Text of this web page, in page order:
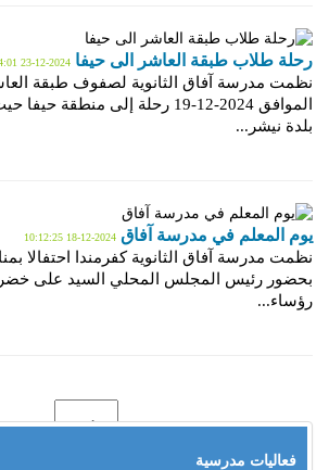
رحلة طلاب طبقة العاشر الى حيفا 2024-12-23 11:34:01
نظمت مدرسة آفاق الثانوية لصفوف طبقة
الموافق 2024-12-19 رحلة إلى
بلدة نيشر...
يوم المعلم في مدرسة آفاق 2024-12-18 10:12:25
نظمت مدرسة آفاق الثانوية كفرمندا احتفالا
بحضور رئيس المجلس المحلي السيد على
رؤساء...
فعاليات مدرسية